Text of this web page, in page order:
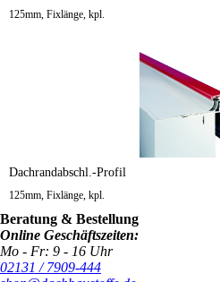
125mm, Fixlänge, kpl.
Dachrandabschl.-Profil
125mm, Fixlänge, kpl.
Beratung & Bestellung
Online Geschäftszeiten:
Mo - Fr: 9 - 16 Uhr
02131 / 7909-444